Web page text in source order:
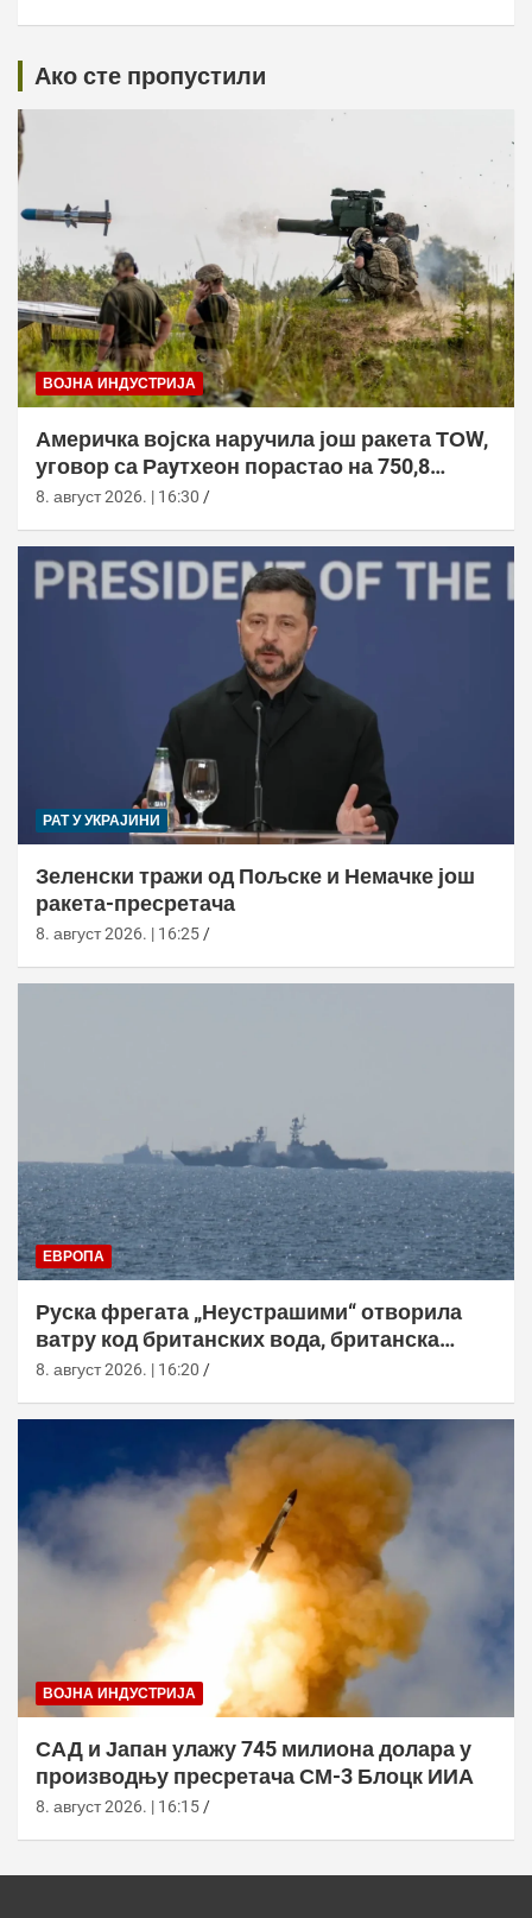
Ако сте пропустили
ВОЈНА ИНДУСТРИЈА
Америчка војска наручила још ракета ТОW,
уговор са Раyтхеон порастао на 750,8
милиона долара
8. август 2026. | 16:30
РАТ У УКРАЈИНИ
Зеленски тражи од Пољске и Немачке још
ракета-пресретача
8. август 2026. | 16:25
ЕВРОПА
Руска фрегата „Неустрашими“ отворила
ватру код британских вода, британска
морнарица појачала праћење
8. август 2026. | 16:20
ВОЈНА ИНДУСТРИЈА
САД и Јапан улажу 745 милиона долара у
производњу пресретача СМ-3 Блоцк ИИА
8. август 2026. | 16:15